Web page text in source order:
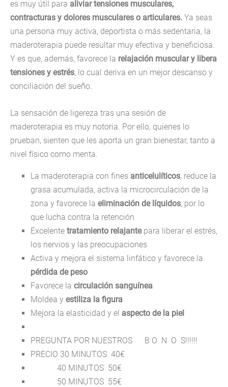
es muy útil para aliviar tensiones musculares,
contracturas y dolores musculares o articulares. Ya seas
una persona muy activa, deportista o más sedentaria, la
maderoterapia puede resultar muy efectiva y beneficiosa.
Y es que, además, favorece la relajación muscular y libera
tensiones y estrés, lo cual deriva en un mejor descanso y
conciliación del sueño.
La sensación de ligereza tras una sesión de
maderoterapia es muy notoria. Por ello, quienes lo
prueban, sienten que les aporta un gran bienestar, tanto a
nivel físico como menta.
La maderoterapia con fines anticelulíticos, reduce la
grasa acumulada, activa la microcirculación de la
zona y favorece la eliminación de líquidos, por lo
que lucha contra la retención
Excelente tratamiento relajantepara liberar el estrés,
los nervios y las preocupaciones
Activa y mejora el sistema linfático y favorece la
pérdida de peso
Favorece la circulación sanguínea
Moldea y estiliza la figura
Mejora la elasticidad y el aspecto de la piel
PREGUNTA POR NUESTROS B O N O S!!!!!!
PRECIO 30 MINUTOS 40€
40 MINUTOS 50€
50 MINUTOS 55€